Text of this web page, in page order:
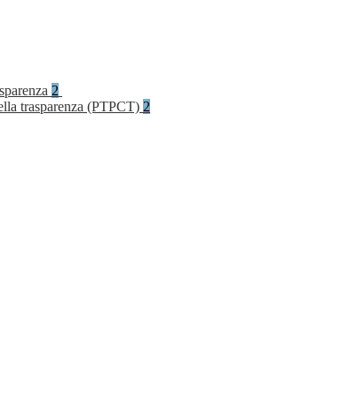
2
trasparenza (PTPCT) 2